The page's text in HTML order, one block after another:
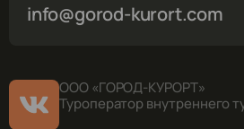
info@gorod-kurort.com
ООО «ГОРОД-КУРОРТ»
Туроператор внутреннего